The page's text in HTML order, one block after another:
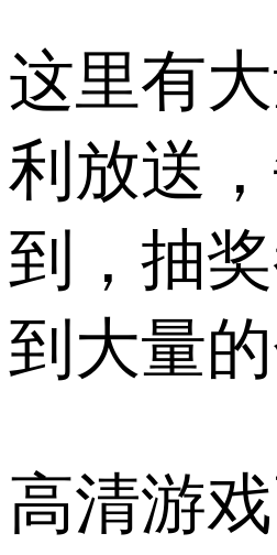
这里有
利放送
到，抽
到大量
高清游戏